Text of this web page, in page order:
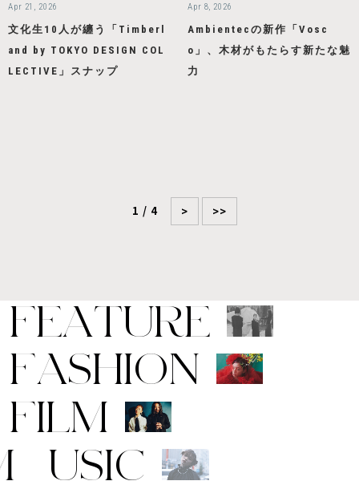
Apr 21, 2026
文化生10人が纏う「Timberl
and by TOKYO DESIGN COL
LECTIVE」スナップ
Apr 8, 2026
Ambientecの新作「Vosc
o」、木材がもたらす新たな魅
力
1 / 4 > >>
FEATURE
FASHION
FILM
M USIC